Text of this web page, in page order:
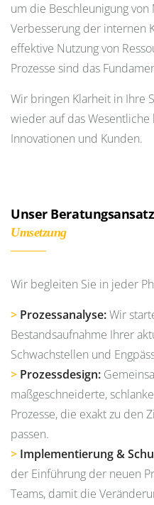
um die Beschleunigung
Verbesserung der internen
effektive Nutzung von
Prozesse sind das
Wir bringen Klarheit in Ihre
wieder auf das
Innovationen und Kunden.
Unser
Umsetzung
Wir begleiten Sie in jeder
> Prozessanalyse:Wir
Bestandsaufnahme Ihrer
Schwachstellen und
> Prozessdesign:
maßgeschneiderte,
Prozesse, die exakt zu den
passen.
> Implementierung &
der Einführung der neuen
Teams, damit die